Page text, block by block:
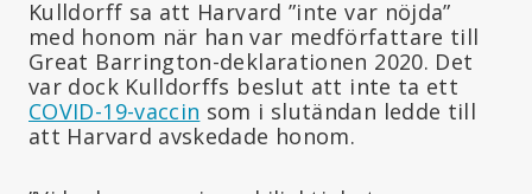
Kulldorff sa att Harvard ”inte var nöjda”
med honom när han var medförfattare till
Great Barrington-deklarationen 2020. Det
var dock Kulldorffs beslut att inte ta ett
COVID-19-vaccin som i slutändan ledde till
att Harvard avskedade honom.